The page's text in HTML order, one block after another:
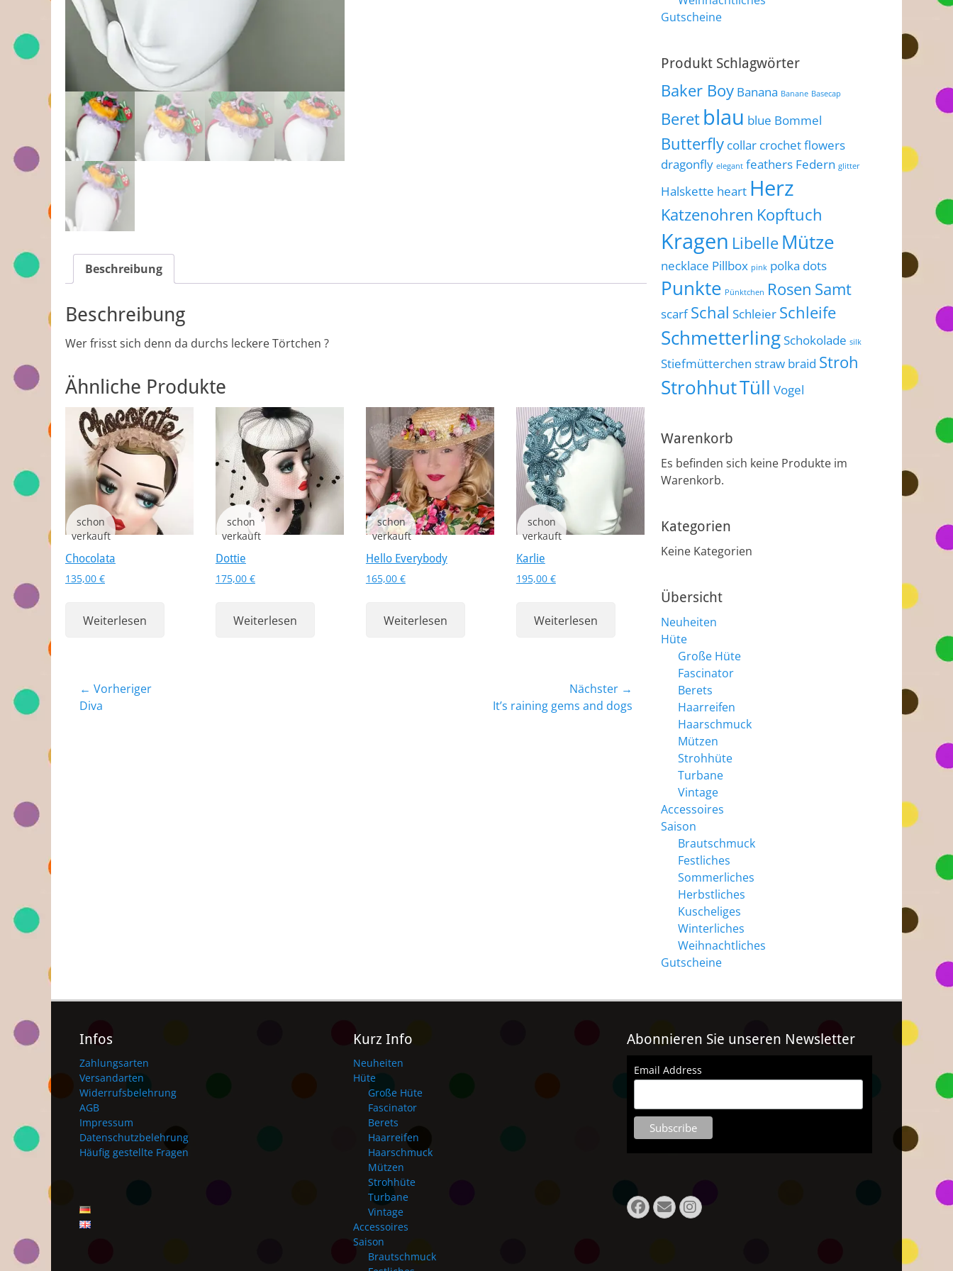
Beschreibung
Beschreibung
Wer frisst sich denn da durchs leckere Törtchen ?
Ähnliche Produkte
Chocolata
135,00 €
Weiterlesen
Dottie
175,00 €
Weiterlesen
Hello Everybody
165,00 €
Weiterlesen
Karlie
195,00 €
Weiterlesen
Beitragsnavigation
← Vorheriger
Vorheriger
Diva
Nächster →
It’s raining gems and dogs
Gutscheine
Produkt Schlagwörter
Baker Boy Banana Banane Basecap
Beret blau blue Bommel
Butterfly collar crochet flowers
dragonfly elegant feathers Federn glitter
Halskette heart Herz
Katzenohren Kopftuch
Kragen Libelle Mütze
necklace Pillbox pink polka dots
Punkte Pünktchen Rosen Samt
scarf Schal Schleier Schleife
SchmetterlingSchokolade silk
Stiefmütterchen straw braid Stroh
StrohhutTüll Vogel
Warenkorb
Es befinden sich keine Produkte im
Warenkorb.
Kategorien
Keine Kategorien
Übersicht
Neuheiten
Hüte
Große Hüte
Fascinator
Berets
Haarreifen
Haarschmuck
Mützen
Strohhüte
Turbane
Vintage
Accessoires
Saison
Brautschmuck
Festliches
Sommerliches
Herbstliches
Kuscheliges
Winterliches
Weihnachtliches
Gutscheine
Infos
Zahlungsarten
Versandarten
Widerrufsbelehrung
AGB
Impressum
Datenschutzbelehrung
Häufig gestellte Fragen
Kurz Info
Neuheiten
Hüte
Große Hüte
Fascinator
Berets
Haarreifen
Haarschmuck
Mützen
Strohhüte
Turbane
Vintage
Accessoires
Saison
Brautschmuck
Abonnieren Sie unseren Newsletter
Email Address
Facebook
E-
Mail
Instagram